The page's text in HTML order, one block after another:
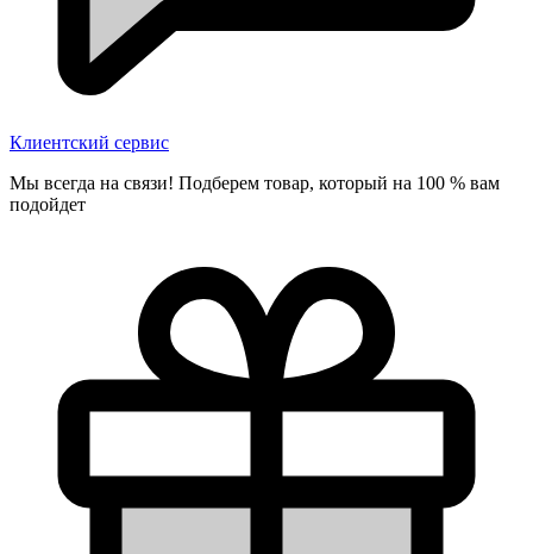
Клиентский сервис
Мы всегда на связи! Подберем товар, который на 100 % вам
подойдет